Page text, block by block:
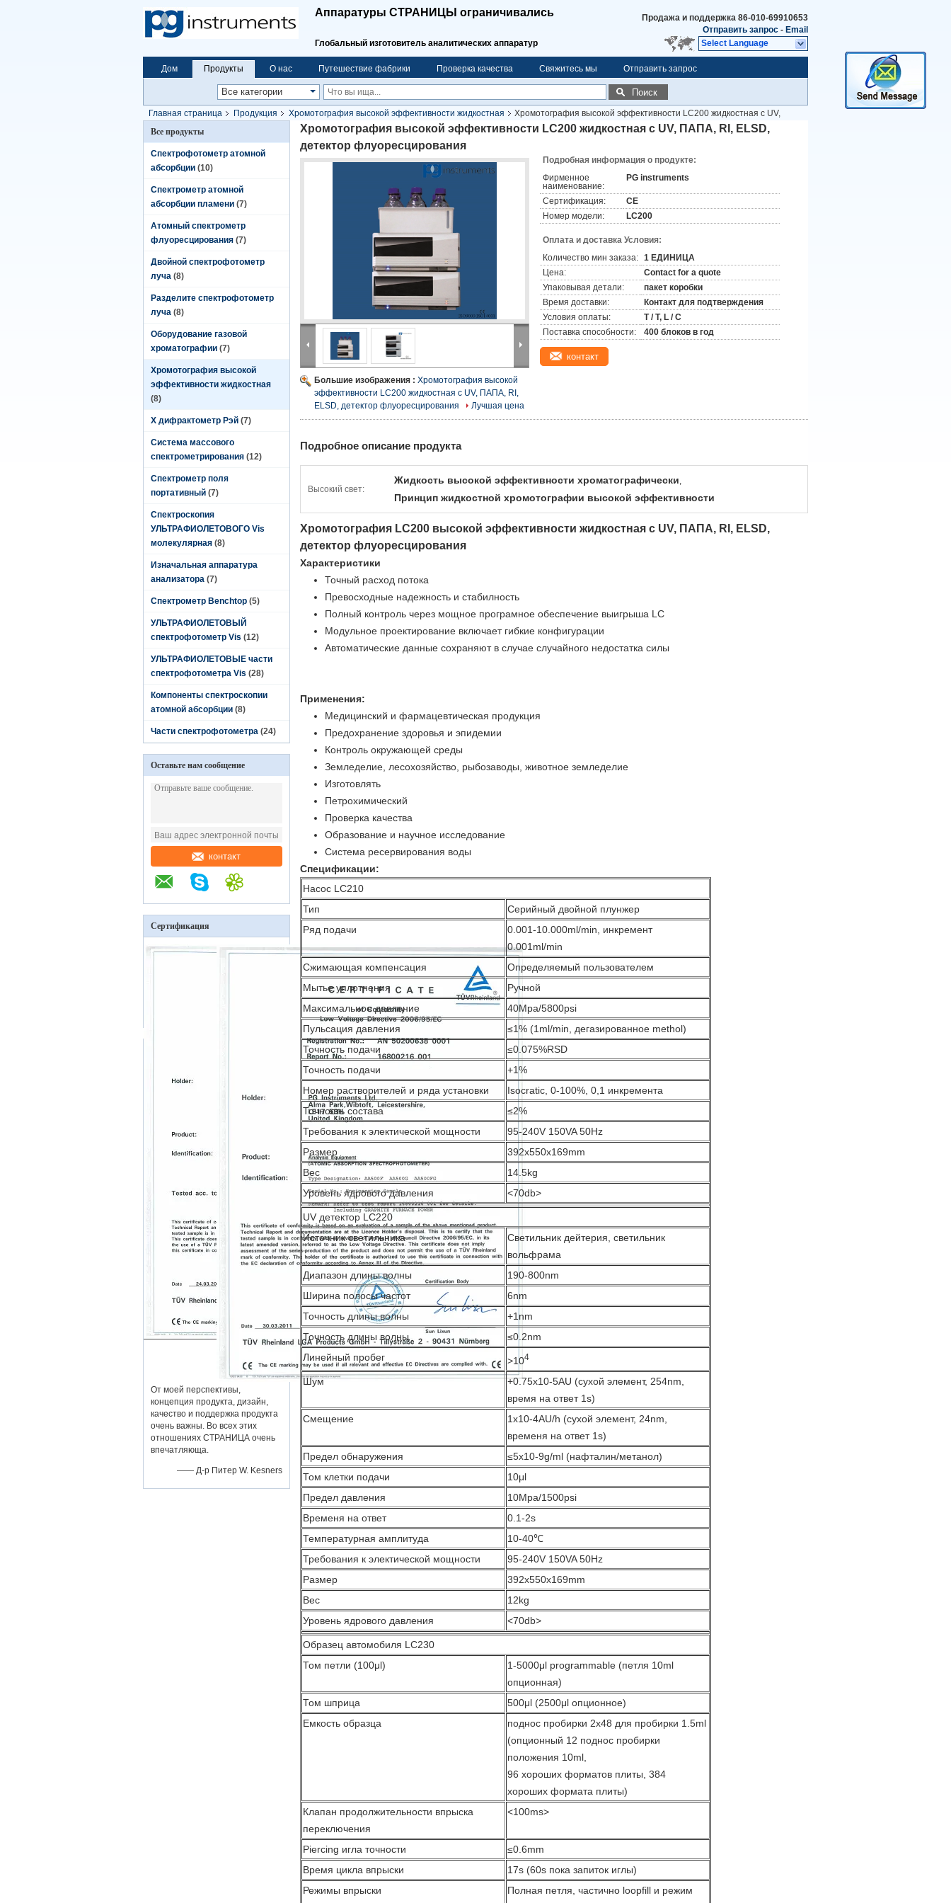
Аппаратуры СТРАНИЦЫ ограничивались
Глобальный изготовитель аналитических аппаратур
Продажа и поддержка 86-010-69910653
Отправить запрос - Email
Select Language
Дом Продукты О нас Путешествие фабрики Проверка качества Свяжитесь мы Отправить запрос
Поиск
Главная страница Продукция Хромотография высокой эффективности жидкостная
Хромотография высокой эффективности LC200 жидкостная с UV,
ПАПА, RI, ELSD, детектор флуоресцирования
Все продукты
Спектрофотометр атомной
абсорбции (10)
Спектрометр атомной
абсорбции пламени (7)
Атомный спектрометр
флуоресцирования (7)
Двойной спектрофотометр
луча (8)
Разделите спектрофотометр
луча (8)
Оборудование газовой
хроматографии (7)
Хромотография высокой
эффективности жидкостная
(8)
X дифрактометр Рэй (7)
Система массового
спектрометрирования (12)
Спектрометр поля
портативный (7)
Спектроскопия
УЛЬТРАФИОЛЕТОВОГО Vis
молекулярная (8)
Изначальная аппаратура
анализатора (7)
Спектрометр Benchtop (5)
УЛЬТРАФИОЛЕТОВЫЙ
спектрофотометр Vis (12)
УЛЬТРАФИОЛЕТОВЫЕ части
спектрофотометра Vis (28)
Компоненты спектроскопии
атомной абсорбции (8)
Части спектрофотометра (24)
Оставьте нам сообщение
контакт
Сертификация
От моей перспективы,
концепция продукта, дизайн,
качество и поддержка продукта
очень важны. Во всех этих
отношениях СТРАНИЦА очень
впечатляюща.
—— Д-р Питер W. Kesners
Хромотография высокой эффективности LC200 жидкостная с UV, ПАПА, RI, ELSD,
детектор флуоресцирования
Большие изображения : Хромотография высокой
эффективности LC200 жидкостная с UV, ПАПА, RI,
ELSD, детектор флуоресцирования
Лучшая цена
Подробная информация о продукте:
Фирменное
наименование:
PG instruments
Сертификация:
CE
Номер модели:
LC200
Оплата и доставка Условия:
Количество мин заказа: 1 ЕДИНИЦА
Цена:
Contact for a quote
Упаковывая детали:
пакет коробки
Время доставки:
Контакт для подтверждения
Условия оплаты:
T / T, L / C
Поставка способности:
400 блоков в год
контакт
Подробное описание продукта
Высокий свет:
Жидкость высокой эффективности хроматографически,
Принцип жидкостной хромотографии высокой эффективности
Хромотография LC200 высокой эффективности жидкостная с UV, ПАПА, RI, ELSD,
детектор флуоресцирования
Характеристики
Точный расход потока
Превосходные надежность и стабилность
Полный контроль через мощное програмное обеспечение выигрыша LC
Модульное проектирование включает гибкие конфигурации
Автоматические данные сохраняют в случае случайного недостатка силы
Применения:
Медицинский и фармацевтическая продукция
Предохранение здоровья и эпидемии
Контроль окружающей среды
Земледелие, лесохозяйство, рыбозаводы, животное земледелие
Изготовлять
Петрохимический
Проверка качества
Образование и научное исследование
Система ресервирования воды
Спецификации:
Насос LC210
Тип
Серийный двойной плунжер
Ряд подачи
0.001-10.000ml/min, инкремент
0.001ml/min
Сжимающая компенсация
Определяемый пользователем
Мытье уплотнения
Ручной
Максимальное давление
40Mpa/5800psi
Пульсация давления
≤1% (1ml/min, дегазированное methol)
Точность подачи
≤0.075%RSD
Точность подачи
+1%
Номер растворителей и ряда установки
Isocratic, 0-100%, 0,1 инкремента
Точность состава
≤2%
Требования к электической мощности
95-240V 150VA 50Hz
Размер
392x550x169mm
Вес
14.5kg
Уровень ядрового давления
<70db>
UV детектор LC220
Источник светильника
Светильник дейтерия, светильник
вольфрама
Диапазон длины волны
190-800nm
Ширина полосы частот
6nm
Точность длины волны
+1nm
Точность длины волны
≤0.2nm
Линейный пробег
>104
Шум
+0.75x10-5AU (сухой элемент, 254nm,
время на ответ 1s)
Смещение
1x10-4AU/h (сухой элемент, 24nm,
временя на ответ 1s)
Предел обнаружения
≤5x10-9g/ml (нафталин/метанол)
Том клетки подачи
10μl
Предел давления
10Mpa/1500psi
Временя на ответ
0.1-2s
Температурная амплитуда
10-40℃
Требования к электической мощности
95-240V 150VA 50Hz
Размер
392x550x169mm
Вес
12kg
Уровень ядрового давления
<70db>
Образец автомобиля LC230
Том петли (100μl)
1-5000μl programmable (петля 10ml
опционная)
Том шприца
500μl (2500μl опционное)
Емкость образца
поднос пробирки 2x48 для пробирки 1.5ml
(опционный 12 поднос пробирки
положения 10ml,
96 хороших форматов плиты, 384
хороших формата плиты)
Клапан продолжительности впрыска
переключения
<100ms>
Piercing игла точности
≤0.6mm
Время цикла впрыски
17s (60s пока запиток иглы)
Режимы впрыски
Полная петля, частично loopfill и режим